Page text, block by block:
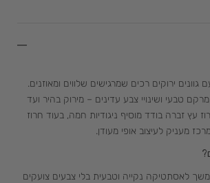
גוונים ירוקים רכים שמרגישים שלווים ומאוזנים.
מרקם טבעי ושינויי צבע עדינים – מירוק בהיר ועד
עץ זברה בודד מוסיף ניגודיות חמה, בעוד חרוז
לאסתטיקה נקייה וטבעית בלי צבעים צועקים